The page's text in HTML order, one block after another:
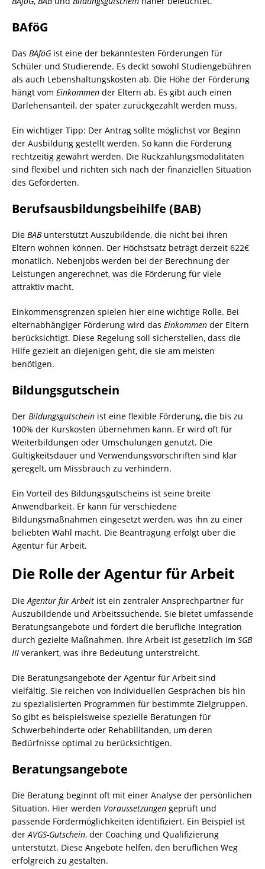
BAföG
Das BAföG ist eine der bekanntesten Förderungen für
Schüler und Studierende. Es deckt sowohl Studiengebühren
als auch Lebenshaltungskosten ab. Die Höhe der Förderung
hängt vom Einkommen der Eltern ab. Es gibt auch einen
Darlehensanteil, der später zurückgezahlt werden muss.
Ein wichtiger Tipp: Der Antrag sollte möglichst vor Beginn
der Ausbildung gestellt werden. So kann die Förderung
rechtzeitig gewährt werden. Die Rückzahlungsmodalitäten
sind flexibel und richten sich nach der finanziellen Situation
des Geförderten.
Berufsausbildungsbeihilfe (BAB)
Die BABunterstützt Auszubildende, die nicht bei ihren
Eltern wohnen können. Der Höchstsatz beträgt derzeit 622€
monatlich. Nebenjobs werden bei der Berechnung der
Leistungen angerechnet, was die Förderung für viele
attraktiv macht.
Einkommensgrenzen spielen hier eine wichtige Rolle. Bei
elternabhängiger Förderung wird das Einkommen der Eltern
berücksichtigt. Diese Regelung soll sicherstellen, dass die
Hilfe gezielt an diejenigen geht, die sie am meisten
benötigen.
Bildungsgutschein
Der Bildungsgutschein ist eine flexible Förderung, die bis zu
100% der Kurskosten übernehmen kann. Er wird oft für
Weiterbildungen oder Umschulungen genutzt. Die
Gültigkeitsdauer und Verwendungsvorschriften sind klar
geregelt, um Missbrauch zu verhindern.
Ein Vorteil des Bildungsgutscheins ist seine breite
Anwendbarkeit. Er kann für verschiedene
Bildungsmaßnahmen eingesetzt werden, was ihn zu einer
beliebten Wahl macht. Die Beantragung erfolgt über die
Agentur für Arbeit.
Die Rolle der Agentur für Arbeit
DieAgentur für Arbeit ist ein zentraler Ansprechpartner für
Auszubildende und Arbeitssuchende. Sie bietet umfassende
Beratungsangebote und fördert die berufliche Integration
durch gezielte Maßnahmen. Ihre Arbeit ist gesetzlich im SGB
III verankert, was ihre Bedeutung unterstreicht.
Die Beratungsangebote der Agentur für Arbeit sind
vielfältig. Sie reichen von individuellen Gesprächen bis hin
zu spezialisierten Programmen für bestimmte Zielgruppen.
So gibt es beispielsweise spezielle Beratungen für
Schwerbehinderte oder Rehabilitanden, um deren
Bedürfnisse optimal zu berücksichtigen.
Beratungsangebote
Die Beratung beginnt oft mit einer Analyse der persönlichen
Situation. Hier werden Voraussetzungen geprüft und
passende Fördermöglichkeiten identifiziert. Ein Beispiel ist
derAVGS-Gutschein, der Coaching und Qualifizierung
unterstützt. Diese Angebote helfen, den beruflichen Weg
erfolgreich zu gestalten.